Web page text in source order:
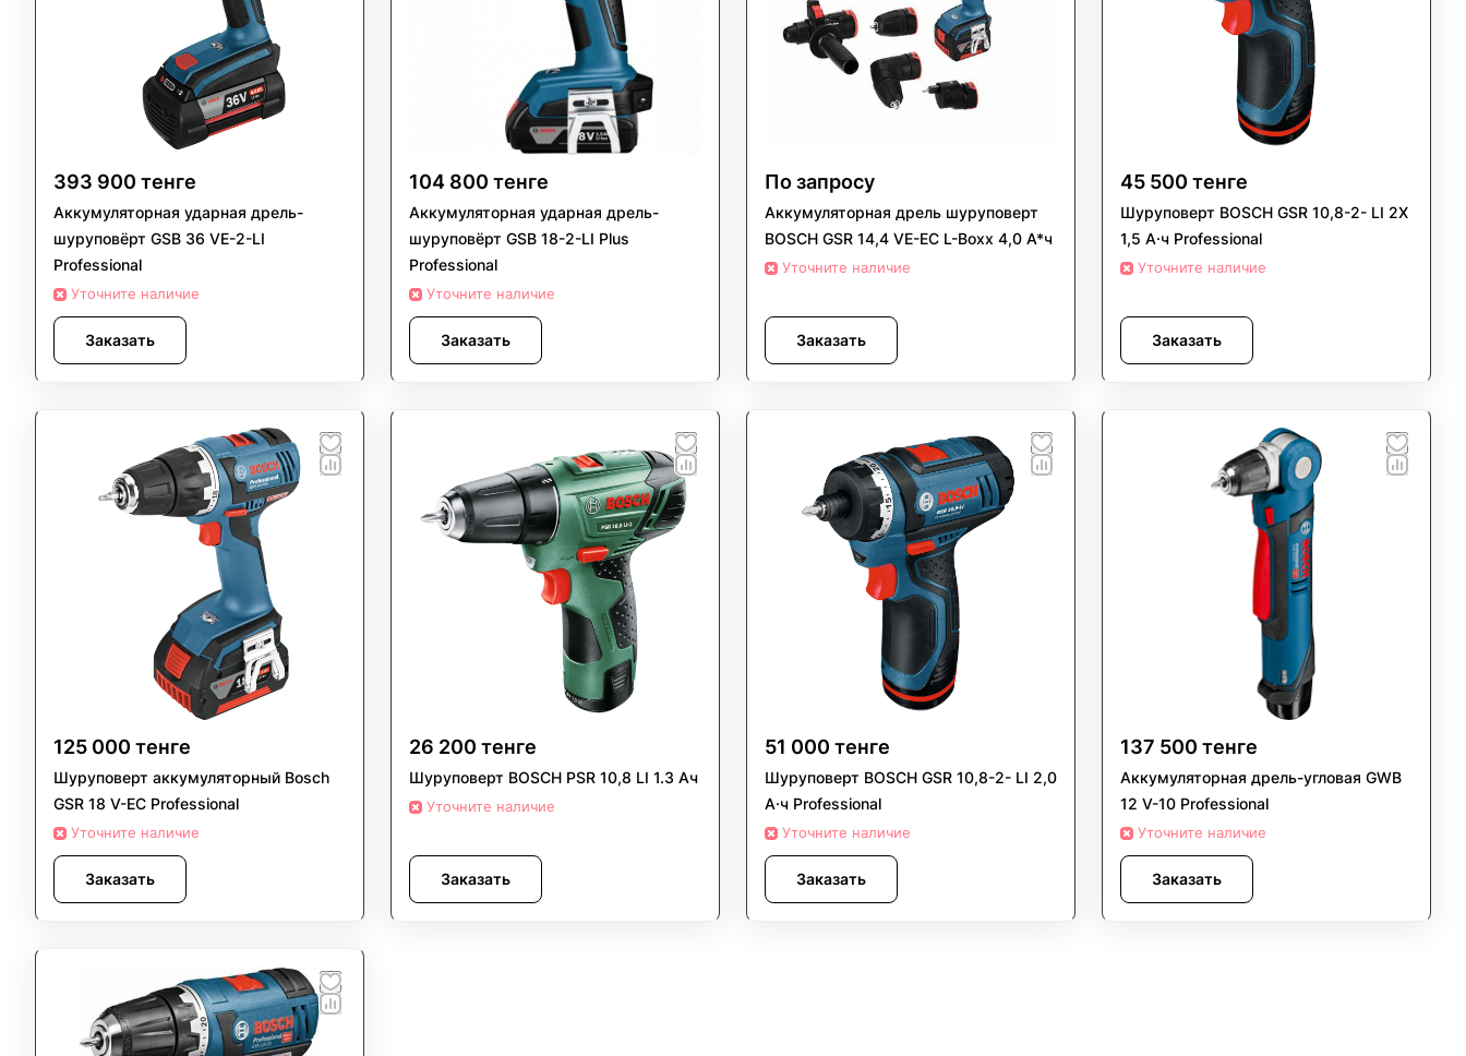
393 900 тенге
Аккумуляторная ударная дрель-
шуруповёрт GSB 36 VE-2-LI
Professional
Уточните наличие
Заказать
104 800 тенге
Аккумуляторная ударная дрель-
шуруповёрт GSB 18-2-LI Plus
Professional
Уточните наличие
Заказать
По запросу
Аккумуляторная дрель шуруповерт
BOSCH GSR 14,4 VE-EC L-Boxx 4,0 А*ч
Уточните наличие
Заказать
45 500 тенге
Шуруповерт BOSCH GSR 10,8-2- LI 2X
1,5 А·ч Professional
Уточните наличие
Заказать
125 000 тенге
Шуруповерт аккумуляторный Bosch
GSR 18 V-EC Professional
Уточните наличие
Заказать
26 200 тенге
Шуруповерт BOSCH PSR 10,8 LI 1.3 Ач
Уточните наличие
Заказать
51 000 тенге
Шуруповерт BOSCH GSR 10,8-2- LI 2,0
А·ч Professional
Уточните наличие
Заказать
137 500 тенге
Аккумуляторная дрель-угловая GWB
12 V-10 Professional
Уточните наличие
Заказать